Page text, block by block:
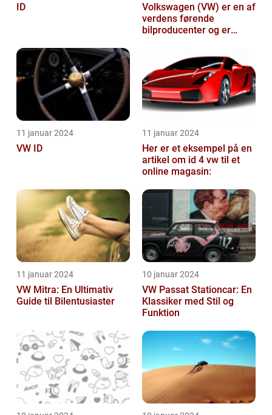
ID
Volkswagen (VW) er en af
verdens førende
bilproducenter og er
kvalitetsbiler til...
11 januar 2024
VW ID
11 januar 2024
Her er et eksempel på en
artikel om id 4 vw til et
online magasin:
11 januar 2024
VW Mitra: En Ultimativ
Guide til Bilentusiaster
10 januar 2024
VW Passat Stationcar: En
Klassiker med Stil og
Funktion